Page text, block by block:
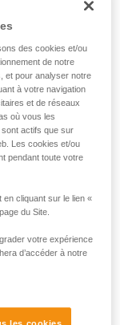
des cookies et/ou
de notre
et pour analyser notre
à votre navigation
et de réseaux
où vous les
actifs que sur
Les cookies et/ou
pendant toute votre
cliquant sur le lien «
du Site.
votre expérience
d’accéder à notre